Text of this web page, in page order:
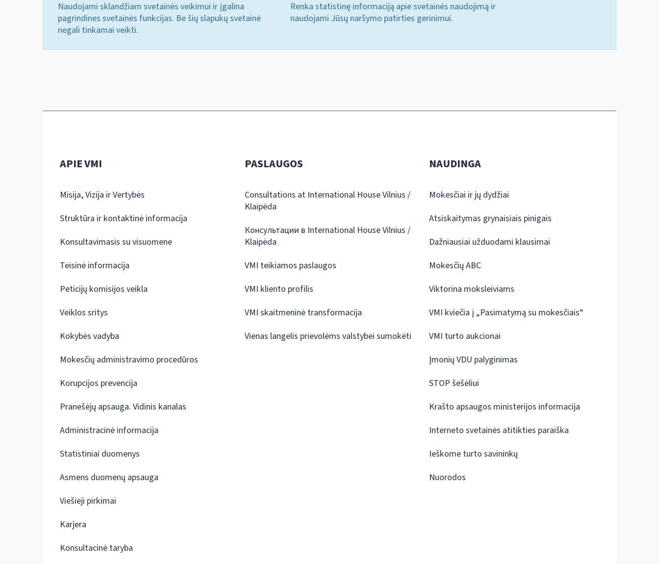
Naudojami sklandžiam svetainės veikimui ir įgalina
pagrindines svetainės funkcijas. Be šių slapukų svetainė
negali tinkamai veikti.
Renka statistinę informaciją apie svetainės naudojimą ir
naudojami Jūsų naršymo patirties gerinimui.
APIE VMI
Misija, Vizija ir Vertybės
Struktūra ir kontaktinė informacija
Konsultavimasis su visuomene
Teisinė informacija
Peticijų komisijos veikla
Veiklos sritys
Kokybės vadyba
Mokesčių administravimo procedūros
Korupcijos prevencija
Pranešėjų apsauga. Vidinis kanalas
Administracinė informacija
Statistiniai duomenys
Asmens duomenų apsauga
Viešieji pirkimai
Karjera
Konsultacinė taryba
PASLAUGOS
Consultations at International House Vilnius /
Klaipėda
Консультации в International House Vilnius /
Klaipėda
VMI teikiamos paslaugos
VMI kliento profilis
VMI skaitmeninė transformacija
Vienas langelis prievolėms valstybei sumokėti
NAUDINGA
Mokesčiai ir jų dydžiai
Atsiskaitymas grynaisiais pinigais
Dažniausiai užduodami klausimai
Mokesčių ABC
Viktorina moksleiviams
VMI kviečia į „Pasimatymą su mokesčiais“
VMI turto aukcionai
Įmonių VDU palyginimas
STOP šešėliui
Krašto apsaugos ministerijos informacija
Interneto svetainės atitikties paraiška
Ieškome turto savininkų
Nuorodos